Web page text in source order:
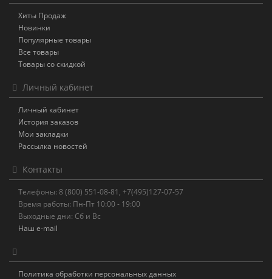
Хиты Продаж
Новинки
Популярные товары
Все товары
Товары со скидкой
Личный кабинет
Личный кабинет
История заказов
Мои закладки
Рассылка новостей
Контакты
Телефоны: 8 (800) 551-08-81, +7(495)127-07-57
Время работы: Пн-Пт 10:00 - 19:00
Выходные дни: Сб и Вс
Наш e-mail
Политика обработки персональных данных